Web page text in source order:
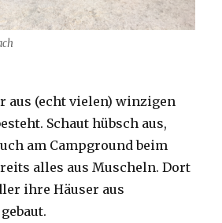
aus (echt vielen) winzigen
Schaut hübsch aus,
am Campground beim
alles aus Muscheln. Dort
ihre Häuser aus